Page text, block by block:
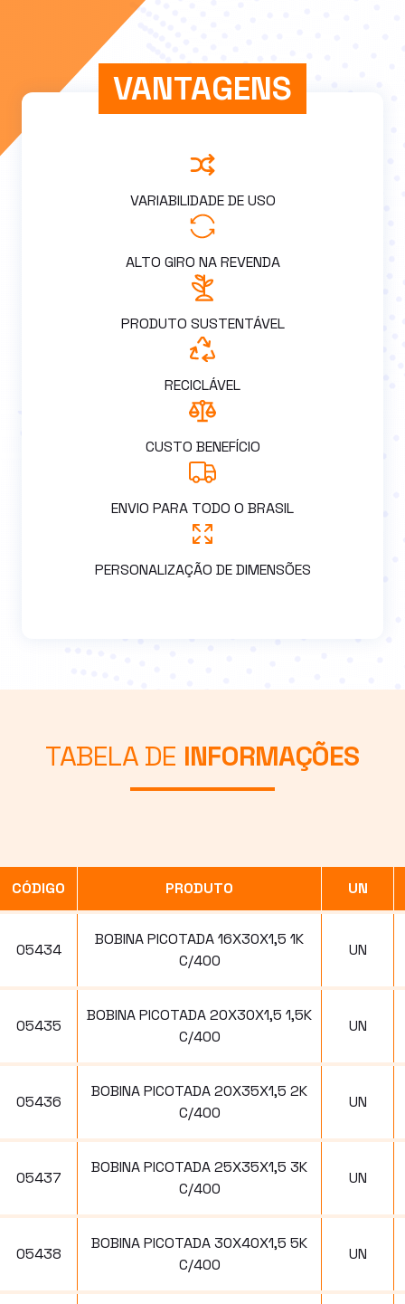
VANTAGENS
VARIABILIDADE DE USO
ALTO GIRO NA REVENDA
PRODUTO SUSTENTÁVEL
RECICLÁVEL
CUSTO BENEFÍCIO
ENVIO PARA TODO O BRASIL
PERSONALIZAÇÃO DE DIMENSÕES
TABELA DE INFORMAÇÕES
CÓDIGO PRODUTO UN
05434
BOBINA PICOTADA 16X30X1,5 1K
C/400
UN
05435
BOBINA PICOTADA 20X30X1,5 1,5K
C/400
UN
05436
BOBINA PICOTADA 20X35X1,5 2K
C/400
UN
05437
BOBINA PICOTADA 25X35X1,5 3K
C/400
UN
05438
BOBINA PICOTADA 30X40X1,5 5K
C/400
UN